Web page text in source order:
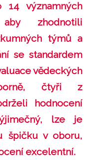
14 významných
zhodnotili
týmů a
se standardem
vědeckých
čtyři z
hodnocení
lze je
špičku v oboru,
excelentní.